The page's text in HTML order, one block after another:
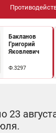
Бакланов
Григорий
Яковлевич
Ф.3297
23